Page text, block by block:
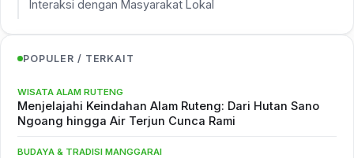
Interaksi dengan Masyarakat Lokal
POPULER / TERKAIT
WISATA ALAM RUTENG
Menjelajahi Keindahan Alam Ruteng: Dari Hutan Sano
Ngoang hingga Air Terjun Cunca Rami
BUDAYA & TRADISI MANGGARAI